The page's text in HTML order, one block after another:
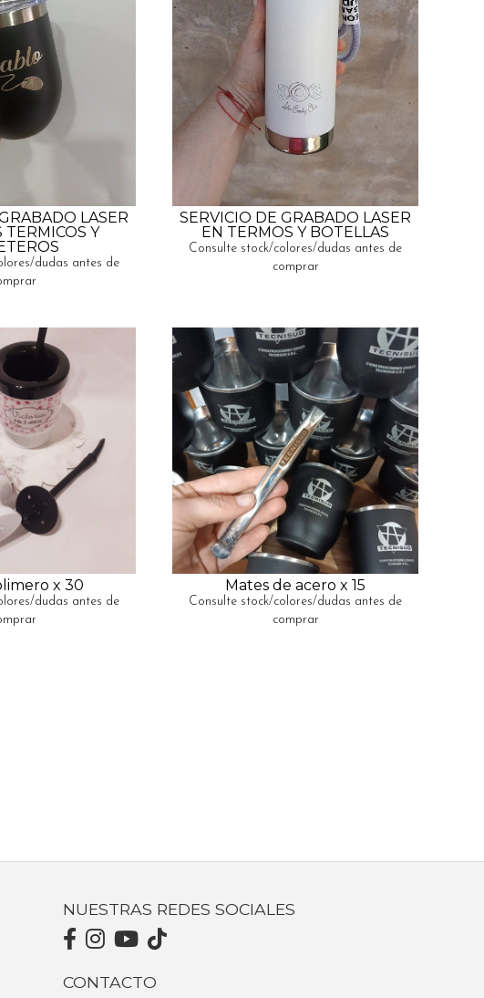
LASER
TERMICOS Y
dudas antes de
SERVICIO DE GRABADO LASER
EN TERMOS Y BOTELLAS
Consulte stock/colores/dudas antes de
comprar
x 30
dudas antes de
Mates de acero x 15
Consulte stock/colores/dudas antes de
comprar
NUESTRAS REDES SOCIALES
CONTACTO